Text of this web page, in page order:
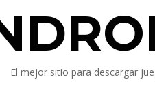
El mejor sitio para descargar